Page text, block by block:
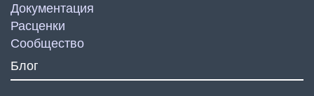
Документация
Расценки
Сообщество
Блог